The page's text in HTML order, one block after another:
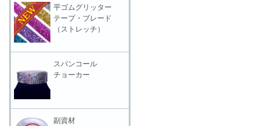
平ゴムグリッター
テープ・ブレード
（ストレッチ）
スパンコール
チョーカー
副資材